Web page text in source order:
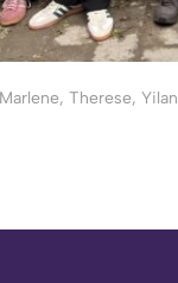
Therese,